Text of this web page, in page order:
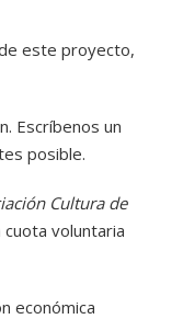
este proyecto,
Escríbenos un
posible.
Cultura de
voluntaria
económica